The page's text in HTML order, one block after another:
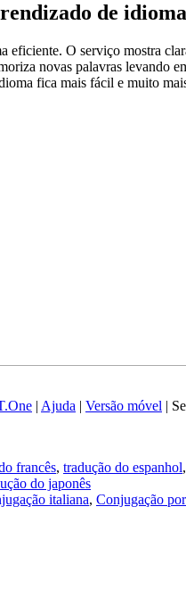
de
O serviço mostra
novas palavras levando
fica mais fácil e muito
| Ajuda | Versão móvel |
francês, tradução do espanhol,
do japonês
italiana, Conjugação